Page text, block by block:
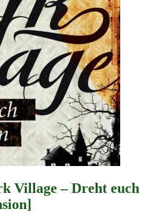
Village – Dreht euch